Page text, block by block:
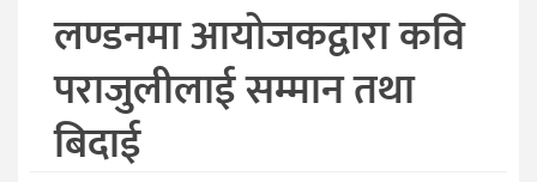
लण्डनमा आयोजकद्वारा कवि
पराजुलीलाई सम्मान तथा
बिदाई